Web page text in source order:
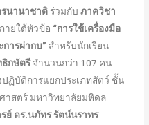
นานาชาติ ร่วมกับภาควิชา
ายใต้หัวข้อ “การใช้เครื่องมือ
ารผ่ากบ” สำหรับนักเรียน
ธิกษัตรีจำนวนกว่า 107 คน
ฏิบัติการแยกประเภทสัตว์ ชั้น
าสตร์ มหาวิทยาลัยมหิดล
ย์ ดร.นภัทร รัตน์นราทร